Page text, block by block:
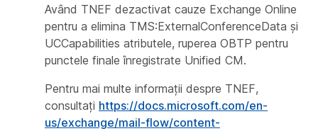
Având TNEF dezactivat cauze Exchange Online
pentru a elimina TMS:ExternalConferenceData și
UCCapabilities atributele, ruperea OBTP pentru
punctele finale înregistrate Unified CM.
Pentru mai multe informații despre TNEF,
consultați https://docs.microsoft.com/en-
us/exchange/mail-flow/content-